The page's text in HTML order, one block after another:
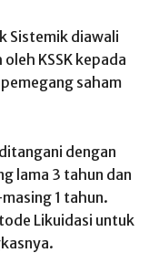
Sistemik diawali
KSSK kepada
saham
dengan
lama 3 tahun dan
1 tahun.
Likuidasi untuk